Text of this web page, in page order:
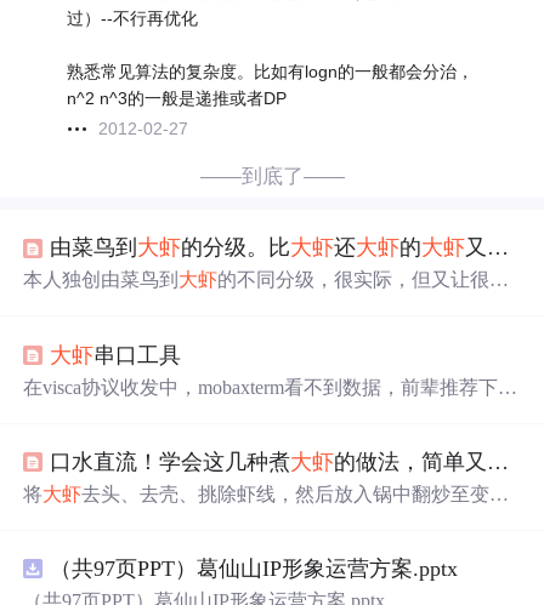
过）--不行再优化
熟悉常见算法的复杂度。比如有logn的一般都会分治，
n^2 n^3的一般是递推或者DP
2012-02-27
——到底了——
由菜鸟到 大虾的分级。比大虾还大虾的大虾又应该叫什么呢？
本人独创由菜鸟到 大虾的不同分级，很实际，但又让很多
大虾串口工具
在visca协议收发中，mobaxterm看不到数据，前辈推荐下载
口水直流！学会这几种煮大虾的做法，简单又美味
将大虾去头、去壳、挑除虾线，然后放入锅中翻炒至变
去虾线，洗净后码放在蒸盘中，撒上葱姜蒜末和适量的
盐，然后放入锅中蒸熟。蒸煮的过程中，大虾
（共97页PPT）葛仙山IP形象运营方案.pptx
（共97页PPT）葛仙山IP形象运营方案.pptx